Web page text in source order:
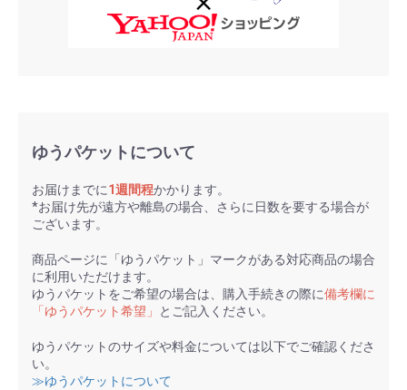
ゆうパケットについて
お届けまでに1週間程かかります。
*お届け先が遠方や離島の場合、さらに日数を要する場合が
ございます。
商品ページに「ゆうパケット」マークがある対応商品の場合
に利用いただけます。
ゆうパケットをご希望の場合は、購入手続きの際に備考欄に
「ゆうパケット希望」
とご記入ください。
ゆうパケットのサイズや料金については以下でご確認くださ
い。
≫ゆうパケットについて